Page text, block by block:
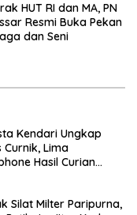
HUT RI dan MA, PN
Resmi Buka Pekan
dan Seni
Kendari Ungkap
Curnik, Lima
Hasil Curian
Silat Milter Paripurna,